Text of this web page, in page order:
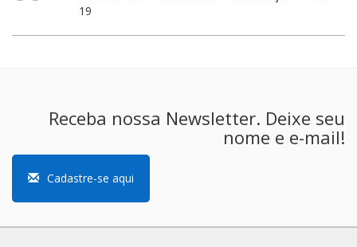
19
Receba nossa Newsletter. Deixe seu
nome e e-mail!
Cadastre-se aqui